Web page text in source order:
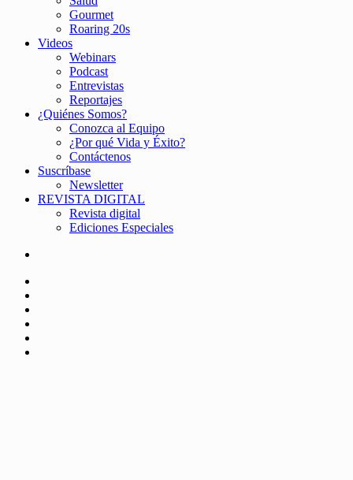
Gourmet
Roaring 20s
Videos
Webinars
Podcast
Entrevistas
Reportajes
¿Quiénes Somos?
Conozca al Equipo
¿Por qué Vida y Éxito?
Contáctenos
Suscríbase
Newsletter
REVISTA DIGITAL
Revista digital
Ediciones Especiales